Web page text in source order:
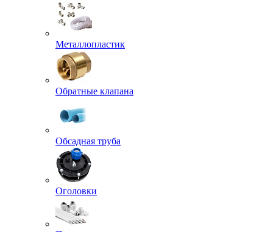
Металлопластик
Обратные клапана
Обсадная труба
Оголовки